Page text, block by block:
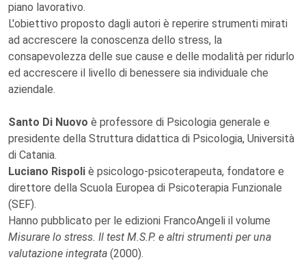
piano lavorativo.
L'obiettivo proposto dagli autori è reperire strumenti mirati
ad accrescere la conoscenza dello stress, la
consapevolezza delle sue cause e delle modalità per ridurlo
ed accrescere il livello di benessere sia individuale che
aziendale.
Santo Di Nuovo è professore di Psicologia generale e
presidente della Struttura didattica di Psicologia, Università
di Catania.
Luciano Rispoli è psicologo-psicoterapeuta, fondatore e
direttore della Scuola Europea di Psicoterapia Funzionale
(SEF).
Hanno pubblicato per le edizioni FrancoAngeli il volume
Misurare lo stress. Il test M.S.P. e altri strumenti per una
valutazione integrata (2000).